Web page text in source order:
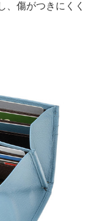
、傷がつきにくく